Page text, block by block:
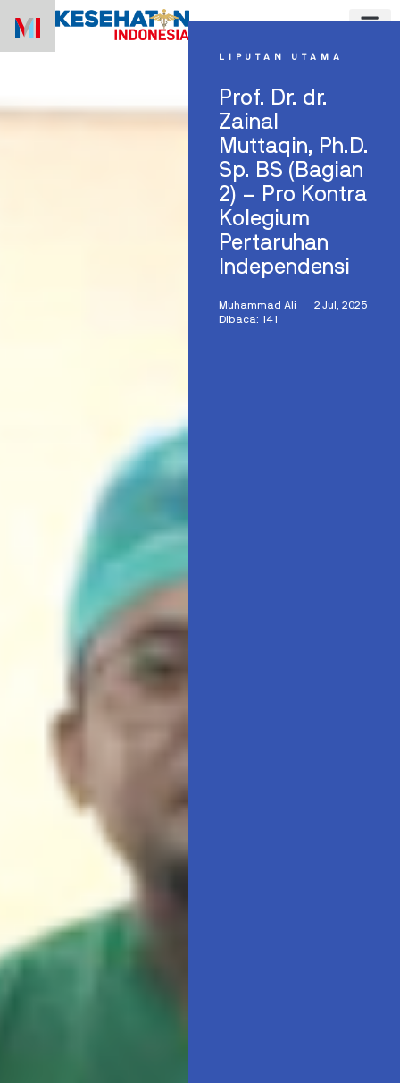
LIPUTAN UTAMA
Prof. Dr. dr.
Zainal
Muttaqin, Ph.D.
Sp. BS (Bagian
2) – Pro Kontra
Kolegium
Pertaruhan
Independensi
Muhammad Ali
2 Jul, 2025
Dibaca: 141